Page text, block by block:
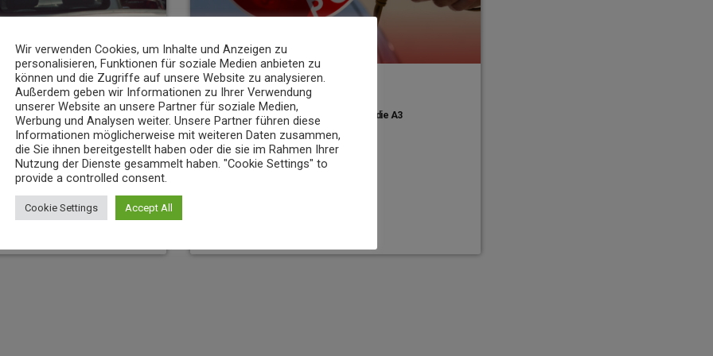
bereitet Verkehrsänderungen
NEWS
23-Jähriger rast mit über 235 km/h über die A3
today 6. AUGUST 2026 7
Wir verwenden Cookies, um Inhalte und Anzeigen zu
personalisieren, Funktionen für soziale Medien anbieten zu
können und die Zugriffe auf unsere Website zu analysieren.
Außerdem geben wir Informationen zu Ihrer Verwendung
unserer Website an unsere Partner für soziale Medien,
Werbung und Analysen weiter. Unsere Partner führen diese
Informationen möglicherweise mit weiteren Daten zusammen,
die Sie ihnen bereitgestellt haben oder die sie im Rahmen Ihrer
Nutzung der Dienste gesammelt haben. "Cookie Settings" to
provide a controlled consent.
Cookie Settings Accept All